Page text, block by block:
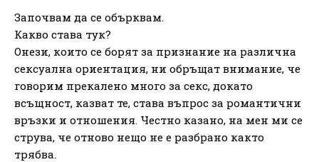
Започвам да се обърквам.
Какво става тук?
Онези, които се борят за признание на различна
сексуална ориентация, ни обръщат внимание, че
говорим прекалено много за секс, докато
всъщност, казват те, става въпрос за романтични
връзки и отношения. Честно казано, на мен ми се
струва, че отново нещо не е разбрано както
трябва.